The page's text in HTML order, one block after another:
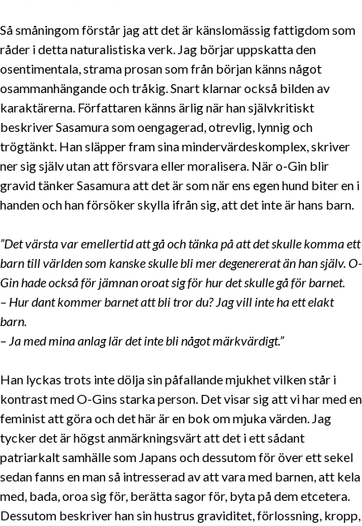
Så småningom förstår jag att det är känslomässig fattigdom som
råder i detta naturalistiska verk. Jag börjar uppskatta den
osentimentala, strama prosan som från början känns något
osammanhängande och tråkig. Snart klarnar också bilden av
karaktärerna. Författaren känns ärlig när han självkritiskt
beskriver Sasamura som oengagerad, otrevlig, lynnig och
trögtänkt. Han släpper fram sina mindervärdeskomplex, skriver
ner sig själv utan att försvara eller moralisera. När o-Gin blir
gravid tänker Sasamura att det är som när ens egen hund biter en i
handen och han försöker skylla ifrån sig, att det inte är hans barn.
”Det värsta var emellertid att gå och tänka på att det skulle komma ett
barn till världen som kanske skulle bli mer degenererat än han själv. O-
Gin hade också för jämnan oroat sig för hur det skulle gå för barnet.
– Hur dant kommer barnet att bli tror du? Jag vill inte ha ett elakt
barn.
– Ja med mina anlag lär det inte bli något märkvärdigt.”
Han lyckas trots inte dölja sin påfallande mjukhet vilken står i
kontrast med O-Gins starka person. Det visar sig att vi har med en
feminist att göra och det här är en bok om mjuka värden. Jag
tycker det är högst anmärkningsvärt att det i ett sådant
patriarkalt samhälle som Japans och dessutom för över ett sekel
sedan fanns en man så intresserad av att vara med barnen, att kela
med, bada, oroa sig för, berätta sagor för, byta på dem etcetera.
Dessutom beskriver han sin hustrus graviditet, förlossning, kropp,